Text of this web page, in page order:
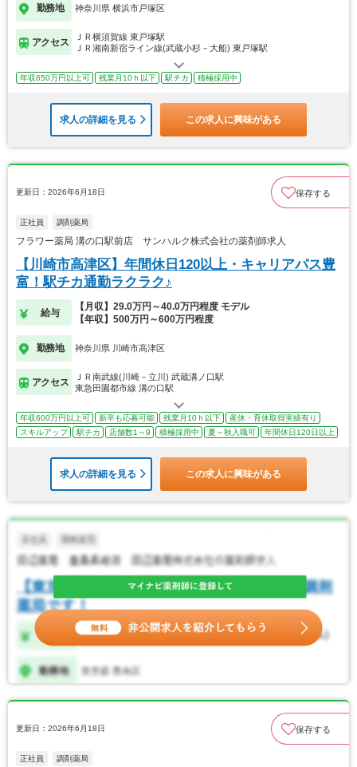
勤務地 神奈川県 横浜市戸塚区
アクセス
ＪＲ横須賀線 東戸塚駅
ＪＲ湘南新宿ライン線(武蔵小杉－大船) 東戸塚駅
年収650万円以上可 残業月10ｈ以下 駅チカ 積極採用中
求人の詳細を見る この求人に興味がある
更新日：2026年6月18日 保存する
正社員 調剤薬局
フラワー薬局 溝の口駅前店 サンハルク株式会社の薬剤師求人
【川崎市高津区】年間休日120以上・キャリアパス豊
富！駅チカ通勤ラクラク♪
給与
【月収】29.0万円～40.0万円程度 モデル
【年収】500万円～600万円程度
勤務地 神奈川県 川崎市高津区
アクセス
ＪＲ南武線(川崎－立川) 武蔵溝ノ口駅
東急田園都市線 溝の口駅
年収600万円以上可 新卒も応募可能 残業月10ｈ以下
産休・育休取得実績有り
スキルアップ
駅チカ 店舗数1～9 積極採用中 夏～秋入職可 年間休日120日以上
求人の詳細を見る この求人に興味がある
更新日：2026年6月18日 保存する
正社員 調剤薬局